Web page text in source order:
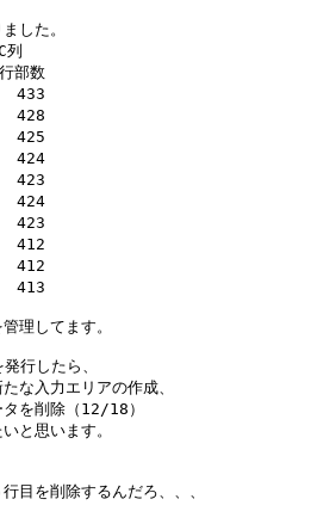
した。
部数
433
428
425
424
423
424
423
412
412
413
理してます。
行したら、
な入力エリアの作成、
を削除（12/18）
と思います。
目を削除するんだろ、、、